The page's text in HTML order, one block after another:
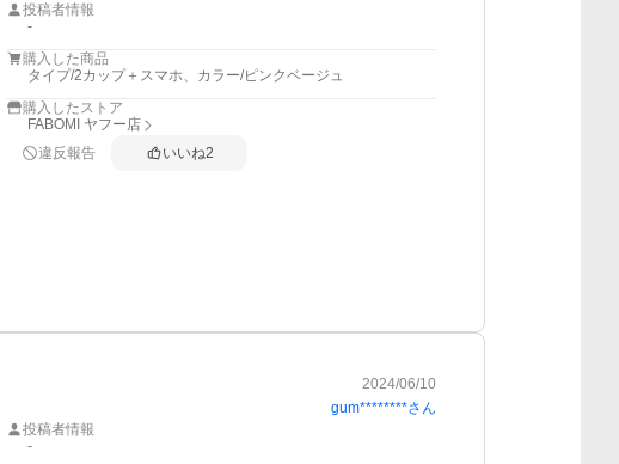
投稿者情報
-
購入した商品
タイプ/2カップ＋スマホ、カラー/ピンクベージュ
購入したストア
FABOMI ヤフー店
違反報告
いいね2
2024/06/10
gum********さん
投稿者情報
-